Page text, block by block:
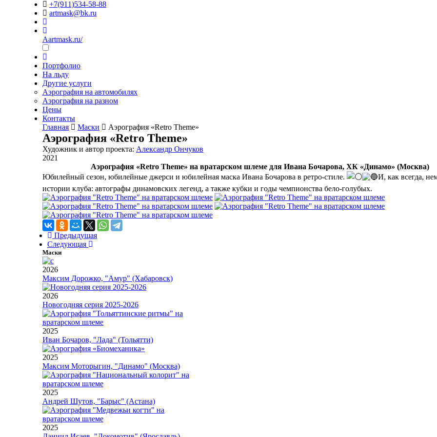
+7(911)534-58-88
artmask@bk.ru
Aartmask.ru/
Портфолио
На льду
Другие услуги
Аэрография на автомобилях
Аэрография на разном
Цены
Контакты
Главная
Маски Аэрография «Retro Theme»
Аэрография «Retro Theme»
Художник и автор проекта: Александр Ончуков
2021
Аэрография «Retro Theme» на вратарском шлеме для Ивана Бочарова, ХК «Динамо» (Москва)
Юбилейный сезон, юбилейные джерси и юбилейная маска Ивана Бочарова в ретро-стиле.
И, как всегда,
истории клуба: автографы динамовских легенд, а также кубки и годы чемпионства бело-голубых.
Предыдущая
Следующая
Маски
2026
Максим Дорожко, "Амур" (Хабаровск)
2026
Новогодняя серия 2025-2026
2025
Иван Бочаров, "Лада" (Тольятти)
2025
Максим Моторыгин, "Динамо" (Москва)
2025
Андрей Шутов, "Барыс" (Астана)
2025